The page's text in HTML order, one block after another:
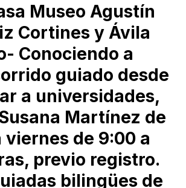
Museo Agustín
Cortines y Ávila
Conociendo a
guiado desde
a universidades,
Martínez de
viernes de 9:00 a
previo registro.
bilingües de